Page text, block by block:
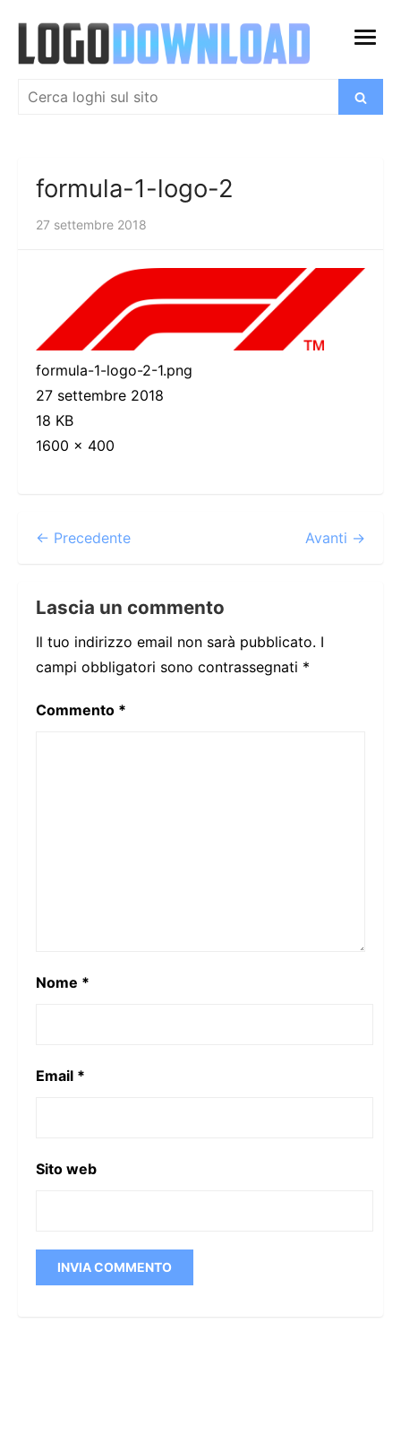
contenuto
apri
Cerca:
Cerca
formula-1-logo-2
27 settembre 2018
formula-1-logo-2-1.png
27 settembre 2018
18 KB
1600 × 400
← Precedente Avanti →
Lascia un commento
Il tuo indirizzo email non sarà pubblicato. I
campi obbligatori sono contrassegnati *
Commento *
Nome *
Email *
Sito web